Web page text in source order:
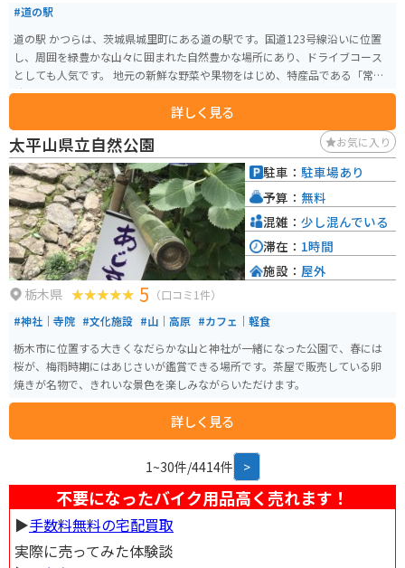
#道の駅
道の駅 かつらは、茨城県城里町にある道の駅です。国道123号線沿いに位置
し、周囲を緑豊かな山々に囲まれた自然豊かな場所にあり、ドライブコース
としても人気です。 地元の新鮮な野菜や果物をはじめ、特産品である「常陸
秋そば」を使ったそばやうどん、地元産の豚肉を使った料理などが楽しめま
す。特に、常陸秋そばは、香りが高く、風味も豊かでおすすめです。 また、
道の駅 かつらは、バイクツーリングの休憩スポットとしても人気がありま
す。駐車場も広く、バイクスタンドも設置されているので、安心してバイク
を停めることができます。 周辺には、ホースライディングが楽しめる「ホー
スリゾート」、「城里町ふれあいの里」などの観光スポットもあります。自
然豊かな場所で、ゆったりと過ごしたい方におすすめの道の駅です。
詳しく見る
太平山県立自然公園 お気に入り
栃木県 5 （口コミ1件）
#神社｜寺院 #文化施設 #山｜高原 #カフェ｜軽食
栃木市に位置する大きくなだらかな山と神社が一緒になった公園で、春には
桜が、梅雨時期にはあじさいが鑑賞できる場所です。茶屋で販売している卵
焼きが名物で、きれいな景色を楽しみながらいただけます。
詳しく見る
駐車： 駐車場あり
予算： 無料
混雑： 少し混んでいる
滞在： 1時間
施設： 屋外
1~30件/4414件 >
不要になったバイク用品高く売れます！
▶︎手数料無料の宅配買取
実際に売ってみた体験談